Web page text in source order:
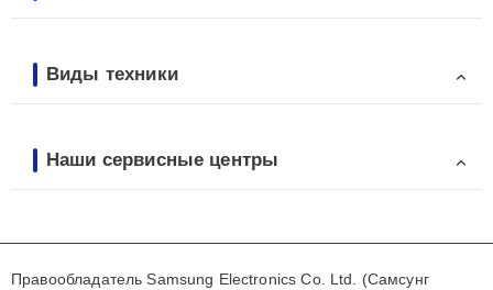
Виды техники
Наши сервисные центры
Правообладатель Samsung Electronics Co. Ltd. (Самсунг